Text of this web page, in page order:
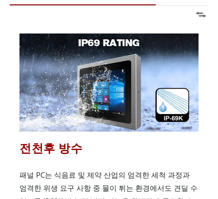
전천후 방수
패널 PC는 식음료 및 제약 산업의 엄격한 세척 과정과
엄격한 위생 요구 사항 중 물이 튀는 환경에서도 견딜 수